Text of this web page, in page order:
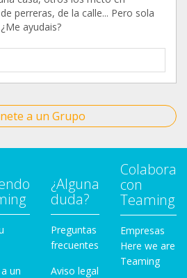
perreras, de la calle... Pero sola
ayudais?
a un Grupo
un
¿Alguna
duda?
Preguntas
frecuentes
Aviso legal
Colabora
con
Teaming
Empresas
Here we are
Teaming